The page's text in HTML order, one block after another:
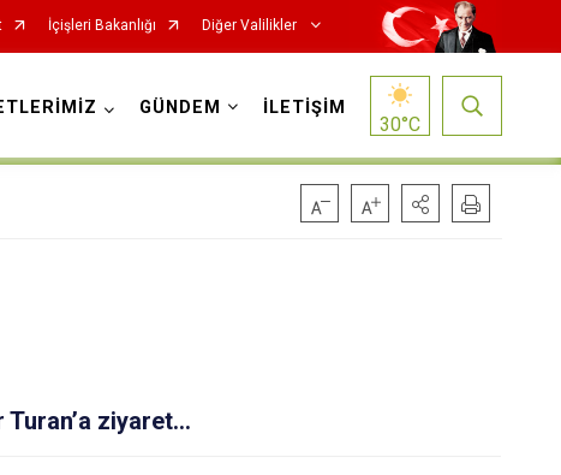
İçişleri Bakanlığı Diğer Valilikler
GÜNDEM İLETİŞİM
30°C
Turan’a ziyaret…